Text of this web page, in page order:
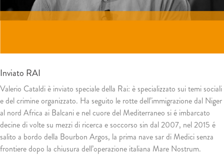
Inviato RAI
Valerio Cataldi è inviato speciale della Rai: è specializzato sui temi sociali
e del crimine organizzato. Ha seguito le rotte dell’immigrazione dal Niger
al nord Africa ai Balcani e nel cuore del Mediterraneo si é imbarcato
decine di volte su mezzi di ricerca e soccorso sin dal 2007, nel 2015 é
salito a bordo della Bourbon Argos, la prima nave sar di Medici senza
frontiere dopo la chiusura dell’operazione italiana Mare Nostrum.